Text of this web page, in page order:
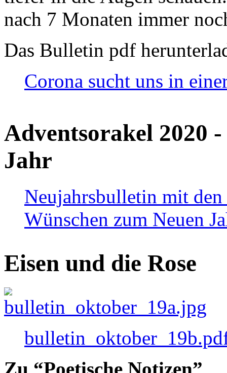
nach 7 Monaten immer
Das Bulletin pdf
Corona sucht uns in
Adventsorakel 2020
Jahr
Neujahrsbulletin mit den
Wünschen zum Neuen
Eisen und die Rose